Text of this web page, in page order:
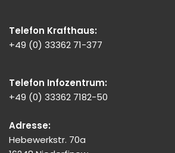
Telefon Krafthaus:
+49 (0) 33362 71-377
Telefon Infozentrum:
+49 (0) 33362 7182-50
Adresse:
Hebewerkstr. 70a